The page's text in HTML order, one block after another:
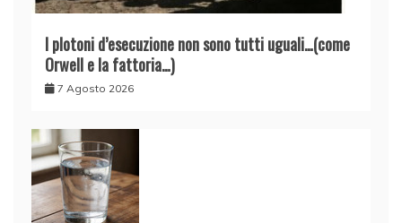
I plotoni d’esecuzione non sono tutti uguali…(come
Orwell e la fattoria…)
7 Agosto 2026